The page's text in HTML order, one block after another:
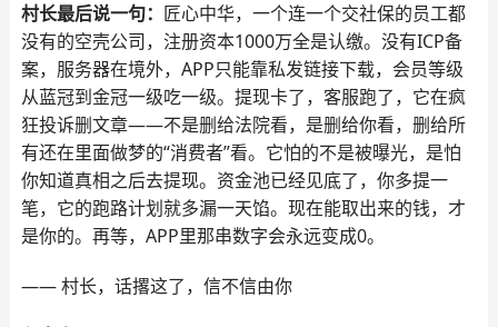
村长最后说一句： 匠心中华，一个连一个交社保的员工都
没有的空壳公司，注册资本1000万全是认缴。没有ICP备
案，服务器在境外，APP只能靠私发链接下载，会员等级
从蓝冠到金冠一级吃一级。提现卡了，客服跑了，它在疯
狂投诉删文章——不是删给法院看，是删给你看，删给所
有还在里面做梦的“消费者”看。它怕的不是被曝光，是怕
你知道真相之后去提现。资金池已经见底了，你多提一
笔，它的跑路计划就多漏一天馅。现在能取出来的钱，才
是你的。再等，APP里那串数字会永远变成0。
—— 村长，话撂这了，信不信由你